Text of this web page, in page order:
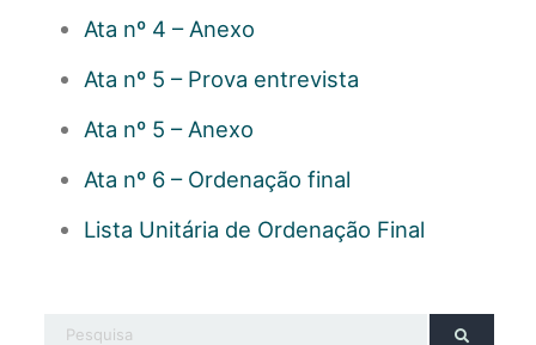
Ata nº 4 – Anexo
Ata nº 5 – Prova entrevista
Ata nº 5 – Anexo
Ata nº 6 – Ordenação final
Lista Unitária de Ordenação Final